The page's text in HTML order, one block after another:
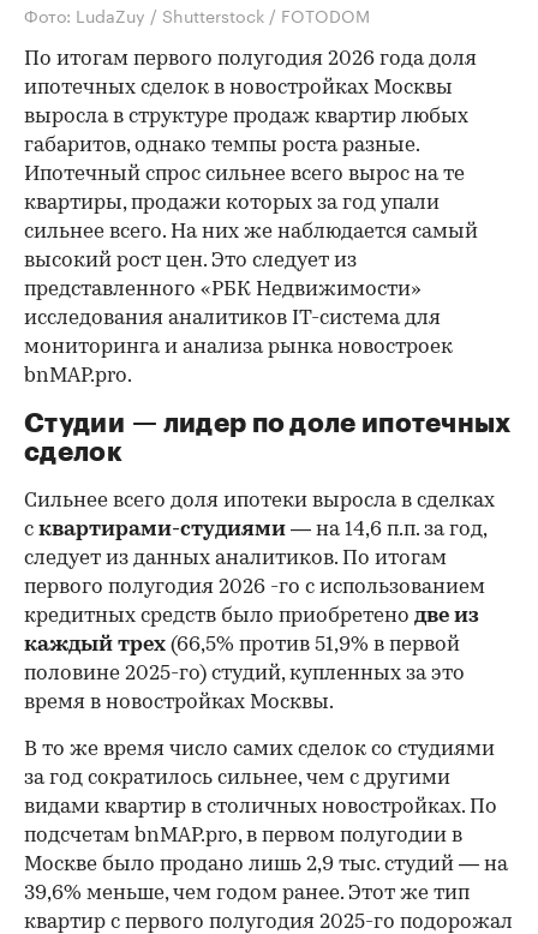
Фото: LudaZuy / Shutterstock / FOTODOM
По итогам первого полугодия 2026 года доля
ипотечных сделок в новостройках Москвы
выросла в структуре продаж квартир любых
габаритов, однако темпы роста разные.
Ипотечный спрос сильнее всего вырос на те
квартиры, продажи которых за год упали
сильнее всего. На них же наблюдается самый
высокий рост цен. Это следует из
представленного «РБК Недвижимости»
исследования аналитиков IT-система для
мониторинга и анализа рынка новостроек
bnMAP.pro.
Студии — лидер по доле ипотечных
сделок
Сильнее всего доля ипотеки выросла в сделках
с квартирами-студиями — на 14,6 п.п. за год,
следует из данных аналитиков. По итогам
первого полугодия 2026 -го с использованием
кредитных средств было приобретено две из
каждый трех (66,5% против 51,9% в первой
половине 2025-го) студий, купленных за это
время в новостройках Москвы.
В то же время число самих сделок со студиями
за год сократилось сильнее, чем с другими
видами квартир в столичных новостройках. По
подсчетам bnMAP.pro, в первом полугодии в
Москве было продано лишь 2,9 тыс. студий — на
39,6% меньше, чем годом ранее. Этот же тип
квартир с первого полугодия 2025-го подорожал